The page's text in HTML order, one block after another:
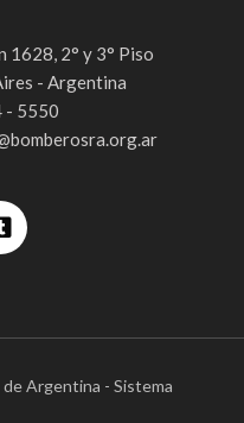
1628, 2° y 3° Piso
- Argentina
- 5550
Argentina - Sistema